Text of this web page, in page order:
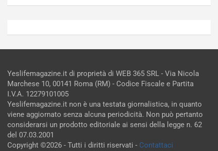
Yeslifemagazine.it di proprietà di WEB 365 SRL - Via Nicola
Marchese 10, 00141 Roma (RM) - Codice Fiscale e Partita
I.V.A. 12279101005
Yeslifemagazine.it non è una testata giornalistica, in quanto
viene aggiornato senza alcuna periodicità. Non può pertanto
considerarsi un prodotto editoriale ai sensi della legge n. 62
del 07.03.2001
Copyright ©2026 - Tutti i diritti riservati - Contattaci